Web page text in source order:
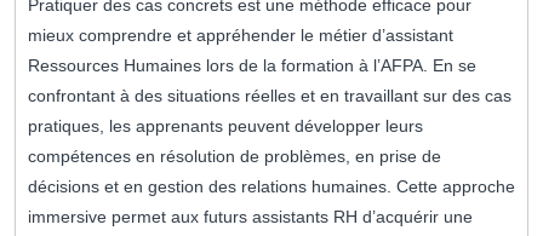
Pratiquer des cas concrets est une méthode efficace pour
mieux comprendre et appréhender le métier d’assistant
Ressources Humaines lors de la formation à l’AFPA. En se
confrontant à des situations réelles et en travaillant sur des cas
pratiques, les apprenants peuvent développer leurs
compétences en résolution de problèmes, en prise de
décisions et en gestion des relations humaines. Cette approche
immersive permet aux futurs assistants RH d’acquérir une